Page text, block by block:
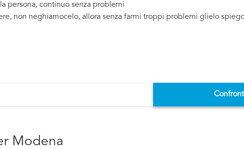
persona, continuo senza problemi
non neghiamocelo, allora senza farmi troppi problemi glielo
Modena